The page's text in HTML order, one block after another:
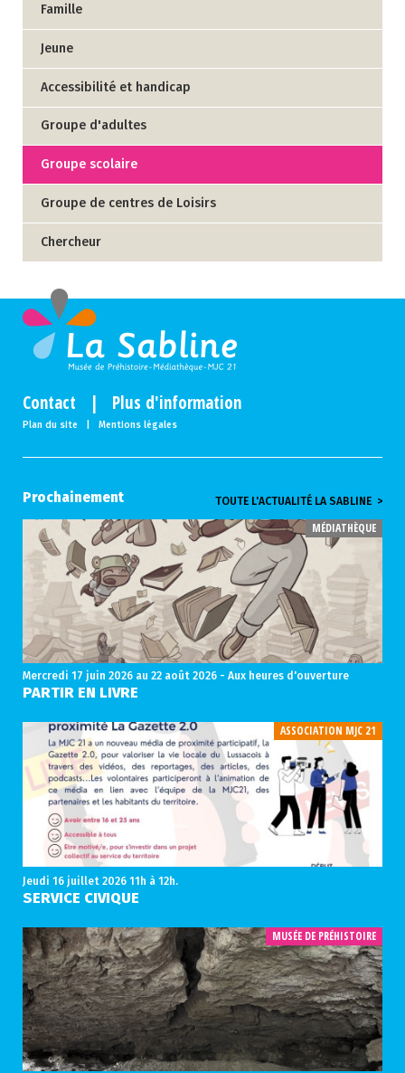
Famille
Jeune
Accessibilité et handicap
Groupe d'adultes
Groupe scolaire
Groupe de centres de Loisirs
Chercheur
Contact | Plus d'information
Plan du site Mentions légales
Prochainement TOUTE L'ACTUALITÉ LA SABLINE >
MÉDIATHÈQUE
Mercredi 17 juin 2026au 22 août 2026 - Aux heures d'ouverture
PARTIR EN LIVRE
ASSOCIATION MJC 21
Jeudi 16 juillet 202611h à 12h.
SERVICE CIVIQUE
MUSÉE DE PRÉHISTOIRE